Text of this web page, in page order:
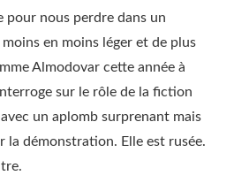
pour nous perdre dans un
en moins léger et de plus
Almodovar cette année à
sur le rôle de la fiction
un aplomb surprenant mais
la démonstration. Elle est rusée.